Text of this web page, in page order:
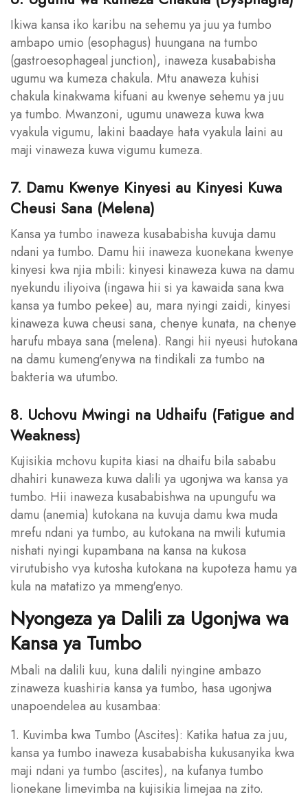
Ikiwa kansa iko karibu na sehemu ya juu ya tumbo
ambapo umio (esophagus) huungana na tumbo
(gastroesophageal junction), inaweza kusababisha
ugumu wa kumeza chakula. Mtu anaweza kuhisi
chakula kinakwama kifuani au kwenye sehemu ya juu
ya tumbo. Mwanzoni, ugumu unaweza kuwa kwa
vyakula vigumu, lakini baadaye hata vyakula laini au
maji vinaweza kuwa vigumu kumeza.
7. Damu Kwenye Kinyesi au Kinyesi Kuwa
Cheusi Sana (Melena)
Kansa ya tumbo inaweza kusababisha kuvuja damu
ndani ya tumbo. Damu hii inaweza kuonekana kwenye
kinyesi kwa njia mbili: kinyesi kinaweza kuwa na damu
nyekundu iliyoiva (ingawa hii si ya kawaida sana kwa
kansa ya tumbo pekee) au, mara nyingi zaidi, kinyesi
kinaweza kuwa cheusi sana, chenye kunata, na chenye
harufu mbaya sana (melena). Rangi hii nyeusi hutokana
na damu kumeng'enywa na tindikali za tumbo na
bakteria wa utumbo.
8. Uchovu Mwingi na Udhaifu (Fatigue and
Weakness)
Kujisikia mchovu kupita kiasi na dhaifu bila sababu
dhahiri kunaweza kuwa dalili ya ugonjwa wa kansa ya
tumbo. Hii inaweza kusababishwa na upungufu wa
damu (anemia) kutokana na kuvuja damu kwa muda
mrefu ndani ya tumbo, au kutokana na mwili kutumia
nishati nyingi kupambana na kansa na kukosa
virutubisho vya kutosha kutokana na kupoteza hamu ya
kula na matatizo ya mmeng'enyo.
Nyongeza ya Dalili za Ugonjwa wa
Kansa ya Tumbo
Mbali na dalili kuu, kuna dalili nyingine ambazo
zinaweza kuashiria kansa ya tumbo, hasa ugonjwa
unapoendelea au kusambaa:
1. Kuvimba kwa Tumbo (Ascites): Katika hatua za juu,
kansa ya tumbo inaweza kusababisha kukusanyika kwa
maji ndani ya tumbo (ascites), na kufanya tumbo
lionekane limevimba na kujisikia limejaa na zito.